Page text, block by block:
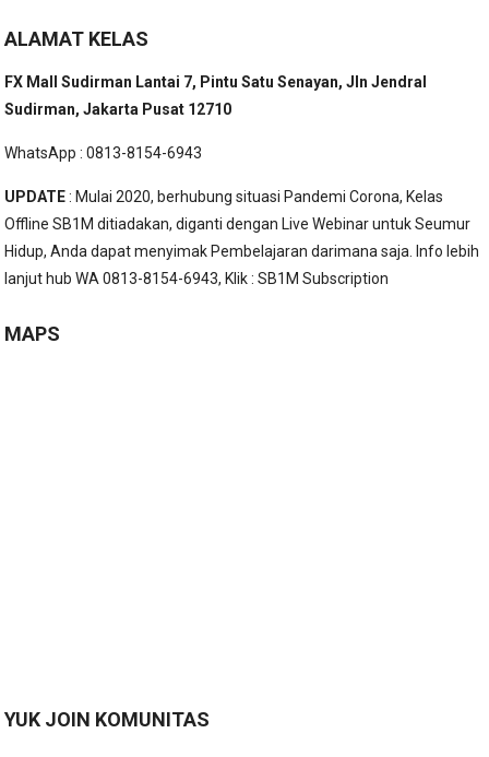
ALAMAT KELAS
FX Mall Sudirman Lantai 7, Pintu Satu Senayan, Jln Jendral
Sudirman, Jakarta Pusat 12710
WhatsApp : 0813-8154-6943
UPDATE: Mulai 2020, berhubung situasi Pandemi Corona, Kelas
Offline SB1M ditiadakan, diganti dengan Live Webinar untuk Seumur
Hidup, Anda dapat menyimak Pembelajaran darimana saja. Info lebih
lanjut hub WA 0813-8154-6943, Klik :SB1M Subscription
MAPS
YUK JOIN KOMUNITAS